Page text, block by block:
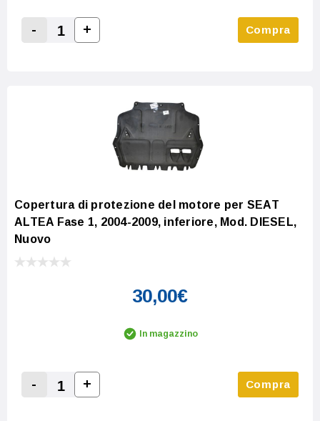
Decrease Quantity:
-
Increase Quantity:
+ Compra
Copertura di protezione del motore per SEAT
ALTEA Fase 1, 2004-2009, inferiore, Mod. DIESEL,
Nuovo
30,00€
In magazzino
Decrease Quantity:
-
Increase Quantity:
+ Compra